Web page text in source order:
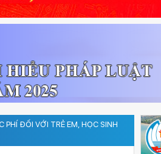
ĐỐI VỚI TRẺ EM, HỌC SINH